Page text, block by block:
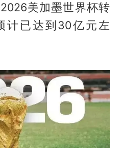
美加墨世界杯转
计已达到30亿元左